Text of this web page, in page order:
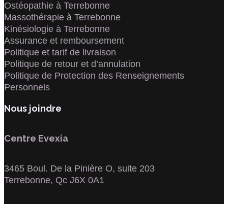
Ostéopathie à Terrebonne
Massothérapie à Terrebonne
Kinésiologie à Terrebonne
Assurance et remboursement
Politique et tarif de livraison
Politique de retour et d’annulation
Politique de Protection des Renseignements
Personnels
Nous joindre
Centre Evexia
3465 Boul. De la Pinière O, suite 203
Terrebonne, Qc J6X 0A1